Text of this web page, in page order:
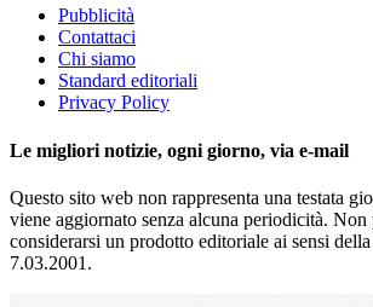
Pubblicità
Contattaci
Chi siamo
Standard editoriali
Privacy Policy
Le migliori notizie, ogni giorno, via e-mail
Questo sito web non rappresenta una testata
viene aggiornato senza alcuna periodicità. Non
considerarsi un prodotto editoriale ai sensi
7.03.2001.